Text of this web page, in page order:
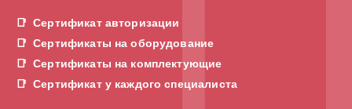
Сертификат авторизации
Сертификаты на оборудование
Сертификаты на комплектующие
Сертификат у каждого специалиста